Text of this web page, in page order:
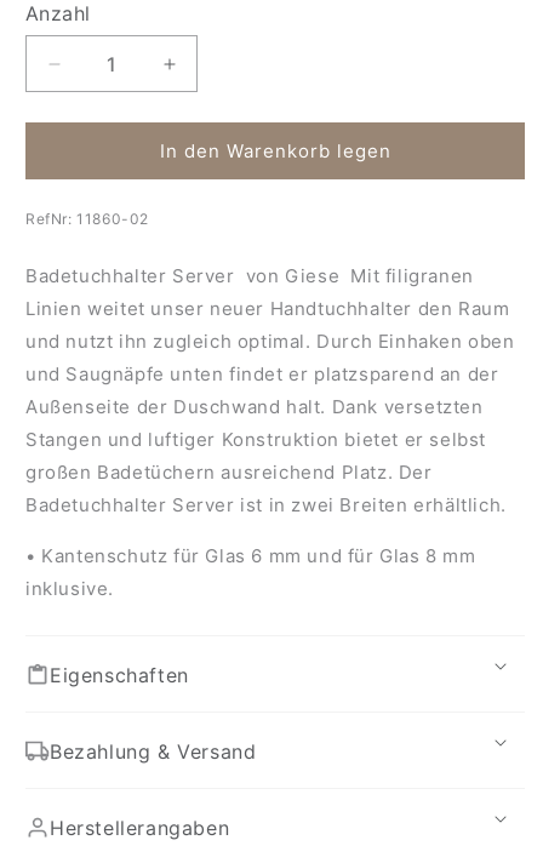
Anzahl
Anzahl
Verringere
die
Menge
Duschwand
Server
Erhöhe
die
Menge
für
Duschwand
In den Warenkorb legen
RefNr:11860-02
Badetuchhalter Server von Giese Mit filigranen
Linien weitet unser neuer Handtuchhalter den Raum
und nutzt ihn zugleich optimal. Durch Einhaken oben
und Saugnäpfe unten findet er platzsparend an der
Außenseite der Duschwand halt. Dank versetzten
Stangen und luftiger Konstruktion bietet er selbst
großen Badetüchern ausreichend Platz. Der
Badetuchhalter Server ist in zwei Breiten erhältlich.
• Kantenschutz für Glas 6 mm und für Glas 8 mm
inklusive.
Eigenschaften
Bezahlung & Versand
Herstellerangaben